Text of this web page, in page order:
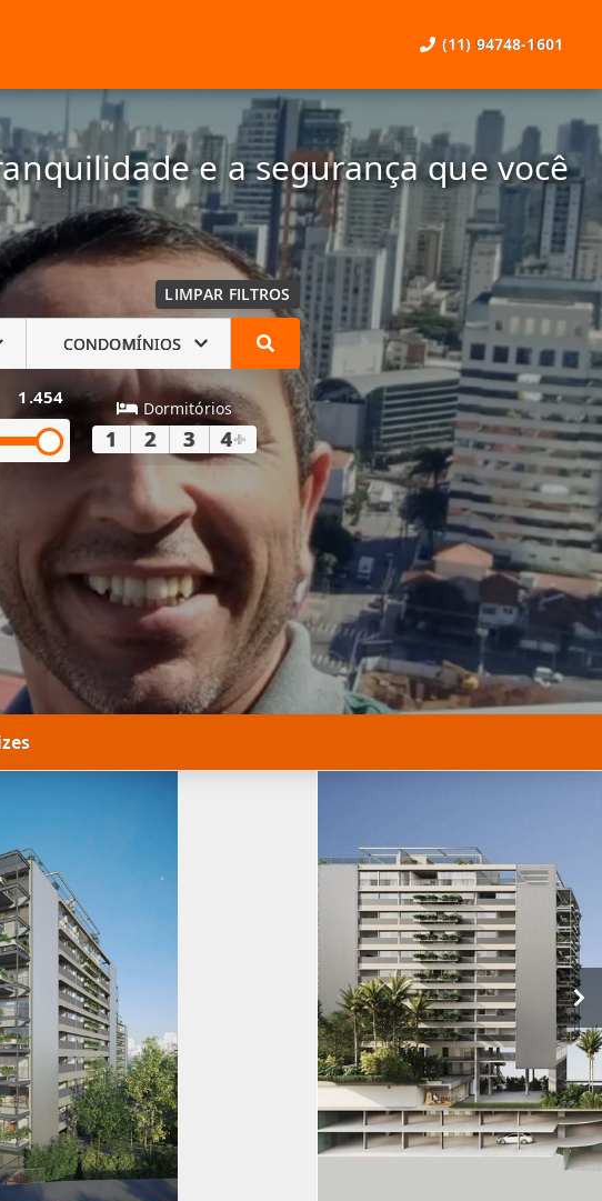
(11) 94748-1601
e a segurança que você
LIMPAR FILTROS
CONDOMÍNIOS
1.454 Dormitórios
1 2 3 4+